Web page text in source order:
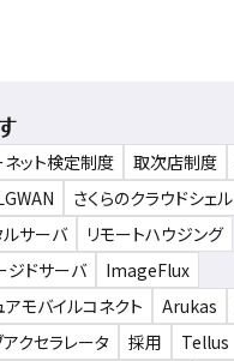
ネット検定制度 取次店制度
さくらのクラウドシェル
ルサーバ
リモートハウジング
ジドサーバ
ImageFlux
アモバイルコネクト
Arukas
アクセラレータ
採用
Tellus